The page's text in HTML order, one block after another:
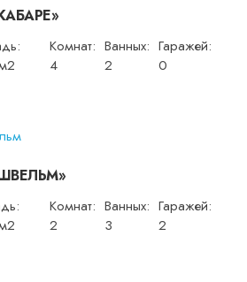
Комнат:
4
Ванных:
2
Гаражей:
0
Комнат:
2
Ванных:
3
Гаражей:
2